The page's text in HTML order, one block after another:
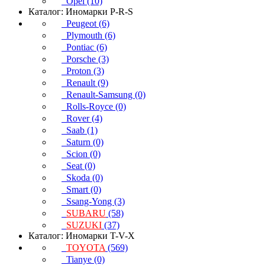
Каталог: Иномарки P-R-S
Peugeot (6)
Plymouth (6)
Pontiac (6)
Porsche (3)
Proton (3)
Renault (9)
Renault-Samsung (0)
Rolls-Royce (0)
Rover (4)
Saab (1)
Saturn (0)
Scion (0)
Seat (0)
Skoda (0)
Smart (0)
Ssang-Yong (3)
SUBARU (58)
SUZUKI (37)
Каталог: Иномарки T-V-X
TOYOTA (569)
Tianye (0)